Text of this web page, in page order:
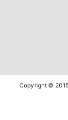
Copyright ©